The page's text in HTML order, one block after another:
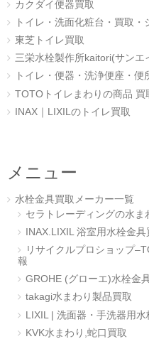
カクダイ便器買取
トイレ・洗面化粧台・買取
東芝トイレ買取
三栄水栓製作所kaitori(サンエ
トイレ・便器・洗浄便座・
TOTOトイレまわりの商品 買
INAX｜LIXILのトイレ買取
メニュー
水栓金具買取メーカー一覧
セラトレーディングの水ま
INAX.LIXIL 浴室用水栓金具
リサイクルプロショップ
報
GROHE (グローエ)水栓金
takagi水まわり製品買取
LIXIL | 洗面器・手洗器用水
KVK水まわり,蛇口買取